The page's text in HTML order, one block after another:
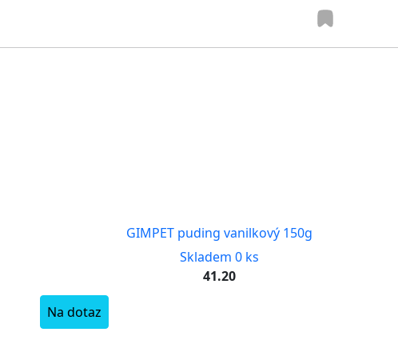
GIMPET puding vanilkový 150g
Skladem 0 ks
41.20
Na dotaz